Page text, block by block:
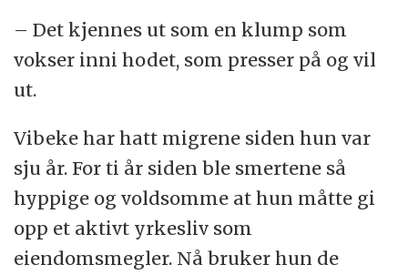
– Det kjennes ut som en klump som
vokser inni hodet, som presser på og vil
ut.
Vibeke har hatt migrene siden hun var
sju år. For ti år siden ble smertene så
hyppige og voldsomme at hun måtte gi
opp et aktivt yrkesliv som
eiendomsmegler. Nå bruker hun de